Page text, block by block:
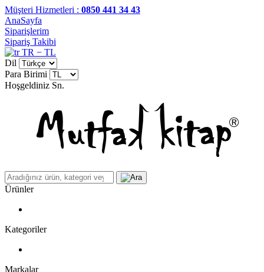
Müşteri Hizmetleri : 0850 441 34 43
AnaSayfa
Siparişlerim
Sipariş Takibi
TR − TL
Dil
Para Birimi
Hoşgeldiniz Sn.
Ürünler
Kategoriler
Markalar